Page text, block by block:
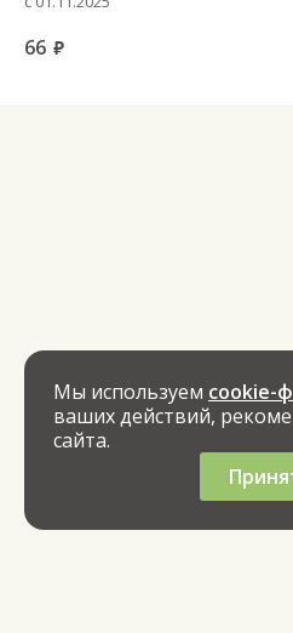
66 руб.
Мы используем cookie-
ваших действий,
сайта.